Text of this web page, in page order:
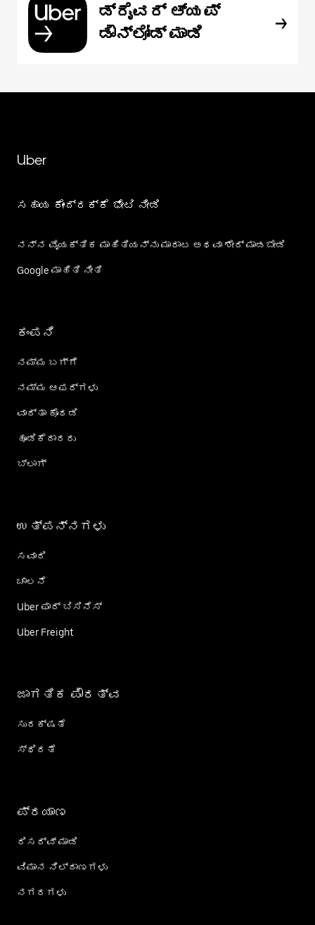
ಡ್ರೈವರ್ ಆ್ಯಪ್
ಡೌನ್‌ಲೋಡ್ ಮಾಡಿ
Uber
ಸಹಾಯ ಕೇಂದ್ರಕ್ಕೆ ಭೇಟಿ ನೀಡಿ
ನನ್ನ ವೈಯಕ್ತಿಕ ಮಾಹಿತಿಯನ್ನು ಮಾರಾಟ ಅಥವಾ ಶೇರ್‌ ಮಾಡಬೇಡಿ
Google ಮಾಹಿತಿ ನೀತಿ
ಕಂಪನಿ
ನಮ್ಮ ಬಗ್ಗೆ
ನಮ್ಮ ಆಫರ್‌ಗಳು
ವಾರ್ತಾ ಕೊಠಡಿ
ಹೂಡಿಕೆದಾರರು
ಬ್ಲಾಗ್
ಉತ್ಪನ್ನಗಳು
ಸವಾರಿ
ಚಾಲನೆ
Uber ಫಾರ್ ಬಿಸಿನೆಸ್
Uber Freight
ಜಾಗತಿಕ ಪೌರತ್ವ
ಸುರಕ್ಷತೆ
ಸ್ಥಿರತೆ
ಪ್ರಯಾಣ
ರಿಸರ್ವ್ ಮಾಡಿ
ವಿಮಾನ ನಿಲ್ದಾಣಗಳು
ನಗರಗಳು